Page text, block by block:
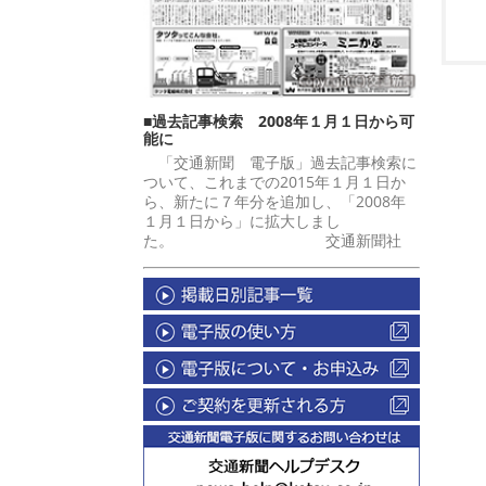
■過去記事検索 2008年１月１日から可
能に
「交通新聞 電子版」過去記事検索に
ついて、これまでの2015年１月１日か
ら、新たに７年分を追加し、「2008年
１月１日から」に拡大しまし
た。 交通新聞社